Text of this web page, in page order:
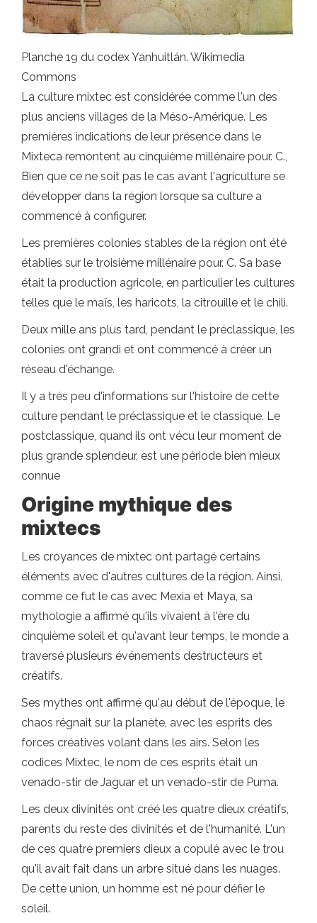
Planche 19 du codex Yanhuitlán. Wikimedia
Commons
La culture mixtec est considérée comme l'un des
plus anciens villages de la Méso-Amérique. Les
premières indications de leur présence dans le
Mixteca remontent au cinquième millénaire pour. C.,
Bien que ce ne soit pas le cas avant l'agriculture se
développer dans la région lorsque sa culture a
commencé à configurer.
Les premières colonies stables de la région ont été
établies sur le troisième millénaire pour. C. Sa base
était la production agricole, en particulier les cultures
telles que le maïs, les haricots, la citrouille et le chili.
Deux mille ans plus tard, pendant le préclassique, les
colonies ont grandi et ont commencé à créer un
réseau d'échange.
Il y a très peu d'informations sur l'histoire de cette
culture pendant le préclassique et le classique. Le
postclassique, quand ils ont vécu leur moment de
plus grande splendeur, est une période bien mieux
connue
Origine mythique des
mixtecs
Les croyances de mixtec ont partagé certains
éléments avec d'autres cultures de la région. Ainsi,
comme ce fut le cas avec Mexia et Maya, sa
mythologie a affirmé qu'ils vivaient à l'ère du
cinquième soleil et qu'avant leur temps, le monde a
traversé plusieurs événements destructeurs et
créatifs.
Ses mythes ont affirmé qu'au début de l'époque, le
chaos régnait sur la planète, avec les esprits des
forces créatives volant dans les airs. Selon les
codices Mixtec, le nom de ces esprits était un
venado-stir de Jaguar et un venado-stir de Puma.
Les deux divinités ont créé les quatre dieux créatifs,
parents du reste des divinités et de l'humanité. L'un
de ces quatre premiers dieux a copulé avec le trou
qu'il avait fait dans un arbre situé dans les nuages.
De cette union, un homme est né pour défier le
soleil.